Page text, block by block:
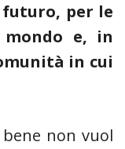
futuro, per le
e, in
in cui
non vuol